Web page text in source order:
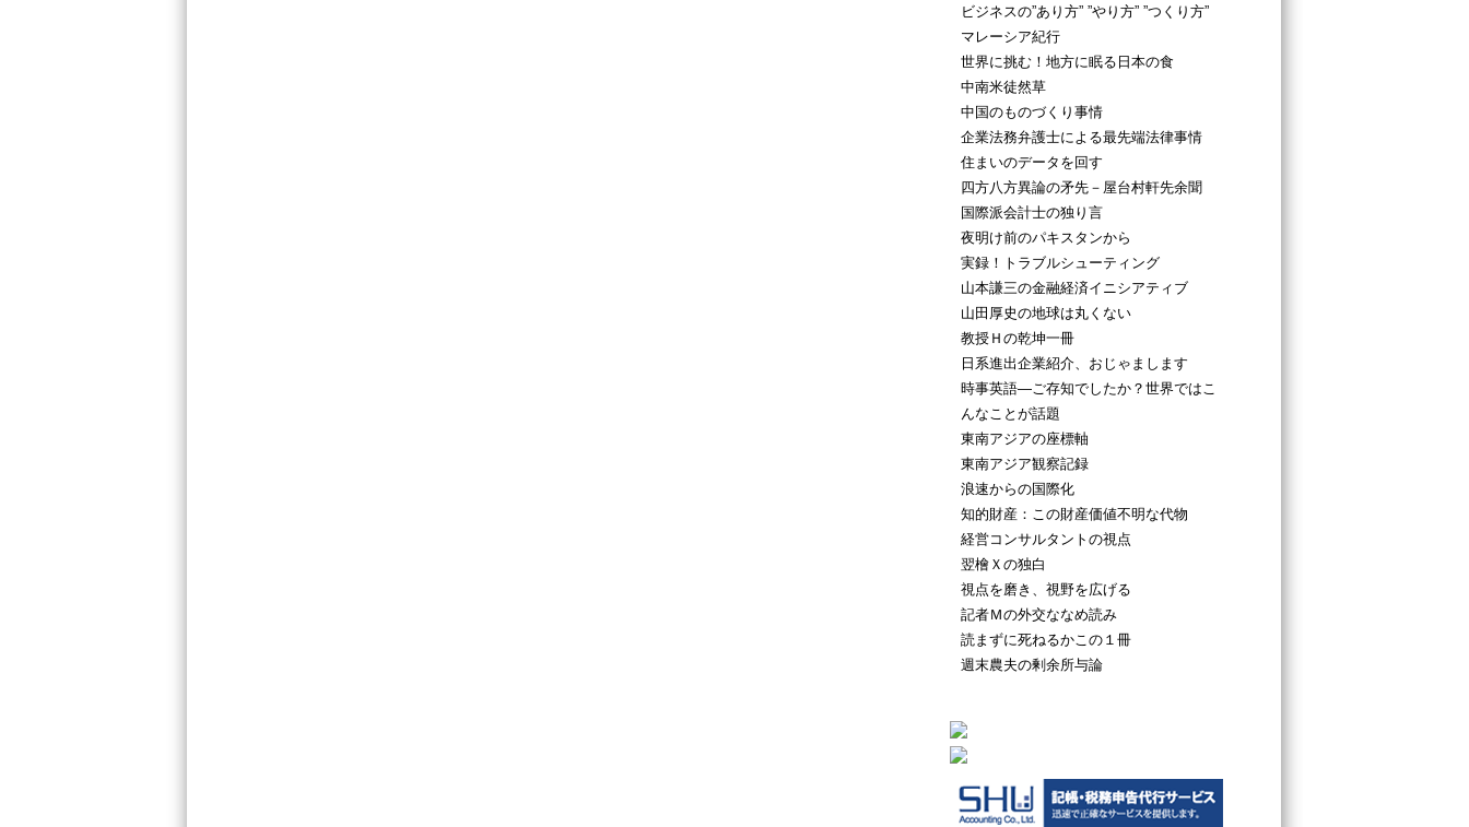
ビジネスの”あり方” ”やり方” ”つくり方”
マレーシア紀行
世界に挑む！地方に眠る日本の食
中南米徒然草
中国のものづくり事情
企業法務弁護士による最先端法律事情
住まいのデータを回す
四方八方異論の矛先－屋台村軒先余聞
国際派会計士の独り言
夜明け前のパキスタンから
実録！トラブルシューティング
山本謙三の金融経済イニシアティブ
山田厚史の地球は丸くない
教授Ｈの乾坤一冊
日系進出企業紹介、おじゃまします
時事英語―ご存知でしたか？世界ではこ
んなことが話題
東南アジアの座標軸
東南アジア観察記録
浪速からの国際化
知的財産：この財産価値不明な代物
経営コンサルタントの視点
翌檜Ｘの独白
視点を磨き、視野を広げる
記者Ｍの外交ななめ読み
読まずに死ねるかこの１冊
週末農夫の剰余所与論